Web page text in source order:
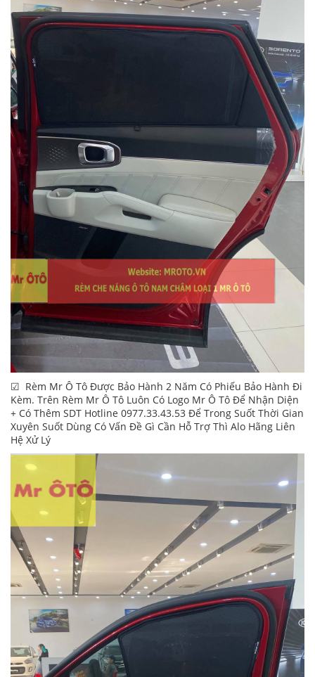
☑ Rèm Mr Ô Tô Được Bảo Hành 2 Năm Có Phiếu Bảo Hành Đi
Kèm. Trên Rèm Mr Ô Tô Luôn Có Logo Mr Ô Tô Để Nhận Diện
+ Có Thêm SDT Hotline 0977.33.43.53 Để Trong Suốt Thời Gian
Xuyên Suốt Dùng Có Vấn Đề Gì Cần Hỗ Trợ Thì Alo Hãng Liên
Hệ Xử Lý